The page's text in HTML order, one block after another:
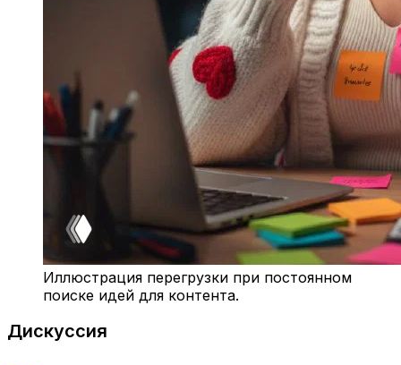
Иллюстрация перегрузки при постоянном
поиске идей для контента.
Дискуссия